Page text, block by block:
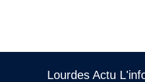
Lourdes Actu